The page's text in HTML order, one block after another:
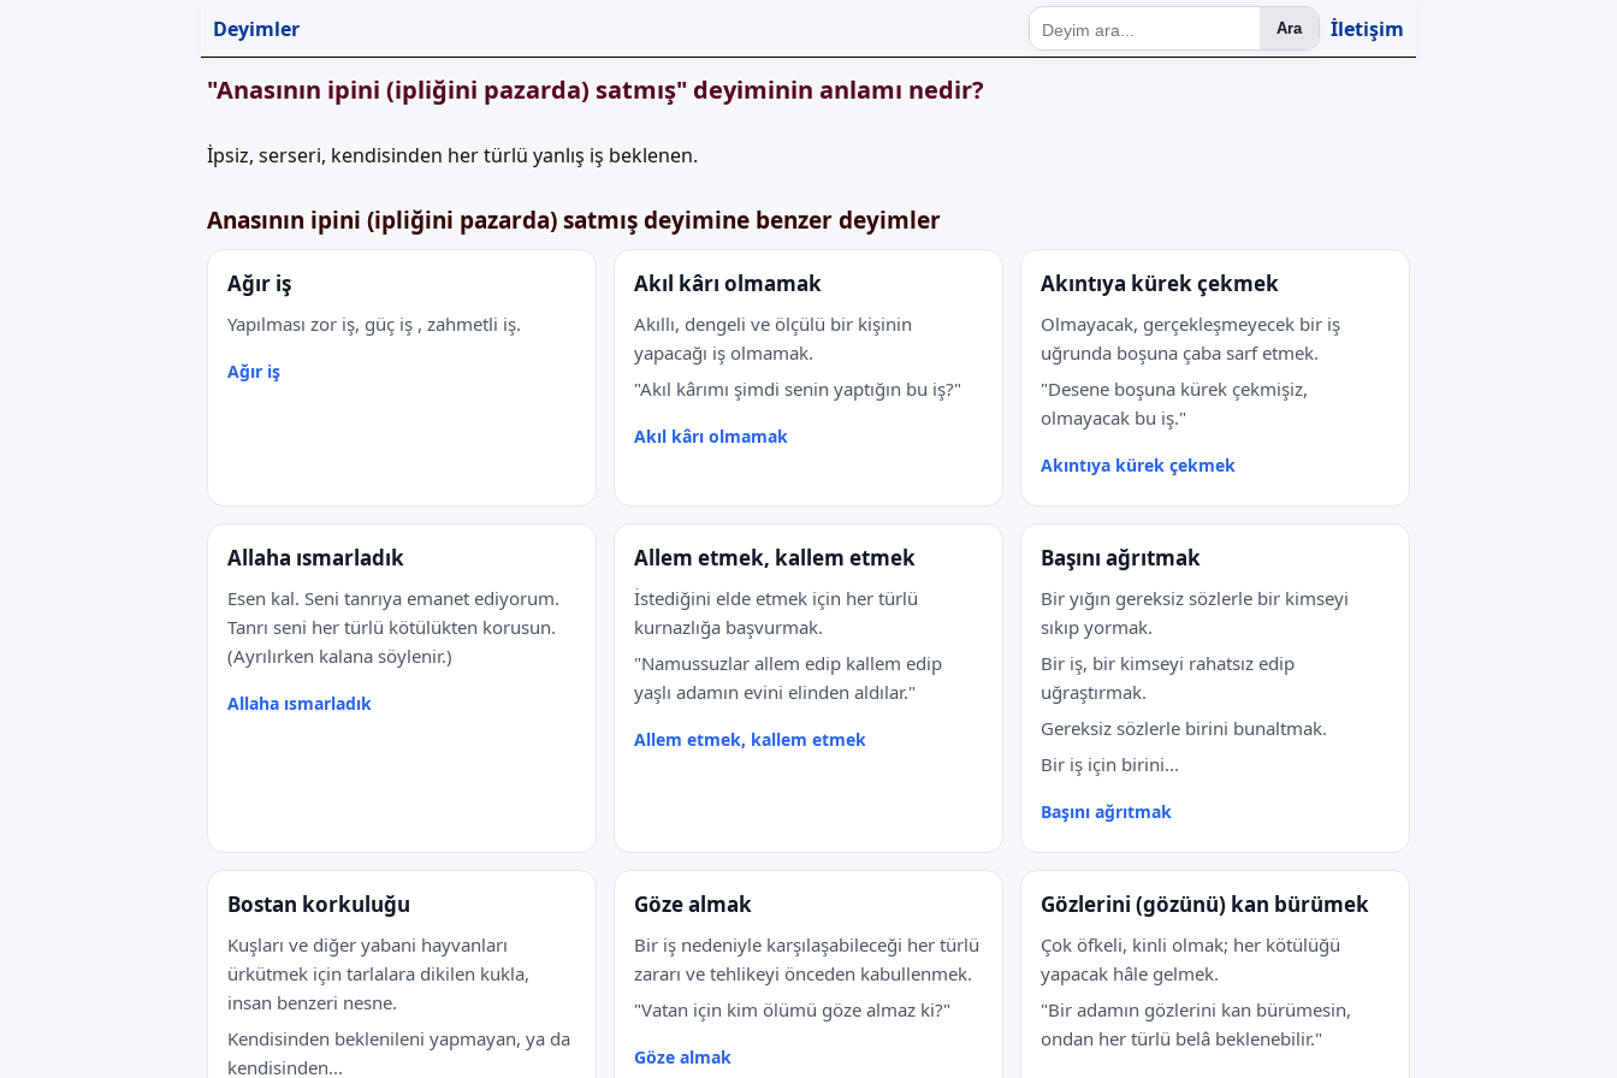
Deyimler Ara İletişim
"Anasının ipini (ipliğini pazarda) satmış" deyiminin anlamı nedir?
İpsiz, serseri, kendisinden her türlü yanlış iş beklenen.
Anasının ipini (ipliğini pazarda) satmış deyimine benzer deyimler
Ağır iş
Yapılması zor iş, güç iş , zahmetli iş.
Ağır iş
Akıl kârı olmamak
Akıllı, dengeli ve ölçülü bir kişinin
yapacağı iş olmamak.
"Akıl kârımı şimdi senin yaptığın bu iş?"
Akıl kârı olmamak
Akıntıya kürek çekmek
Olmayacak, gerçekleşmeyecek bir iş
uğrunda boşuna çaba sarf etmek.
"Desene boşuna kürek çekmişiz,
olmayacak bu iş."
Akıntıya kürek çekmek
Allaha ısmarladık
Esen kal. Seni tanrıya emanet ediyorum.
Tanrı seni her türlü kötülükten korusun.
(Ayrılırken kalana söylenir.)
Allaha ısmarladık
Allem etmek, kallem etmek
İstediğini elde etmek için her türlü
kurnazlığa başvurmak.
"Namussuzlar allem edip kallem edip
yaşlı adamın evini elinden aldılar."
Allem etmek, kallem etmek
Başını ağrıtmak
Bir yığın gereksiz sözlerle bir kimseyi
sıkıp yormak.
Bir iş, bir kimseyi rahatsız edip
uğraştırmak.
Gereksiz sözlerle birini bunaltmak.
Bir iş için birini...
Başını ağrıtmak
Bostan korkuluğu
Kuşları ve diğer yabani hayvanları
ürkütmek için tarlalara dikilen kukla,
insan benzeri nesne.
Kendisinden beklenileni yapmayan, ya da
kendisinden...
Göze almak
Bir iş nedeniyle karşılaşabileceği her türlü
zararı ve tehlikeyi önceden kabullenmek.
"Vatan için kim ölümü göze almaz ki?"
Göze almak
Gözlerini (gözünü) kan bürümek
Çok öfkeli, kinli olmak; her kötülüğü
yapacak hâle gelmek.
"Bir adamın gözlerini kan bürümesin,
ondan her türlü belâ beklenebilir."